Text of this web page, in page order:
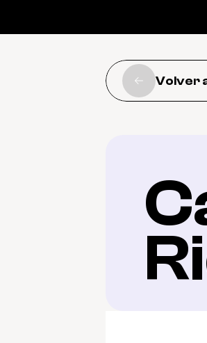
Volver